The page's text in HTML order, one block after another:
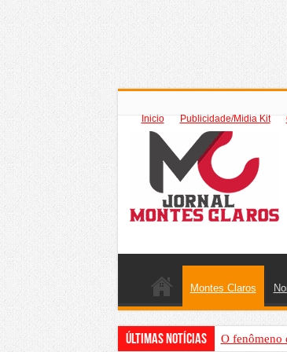
Inicio Publicidade/Midia Kit
Montes Claros
Últimas Notícias O fenômeno